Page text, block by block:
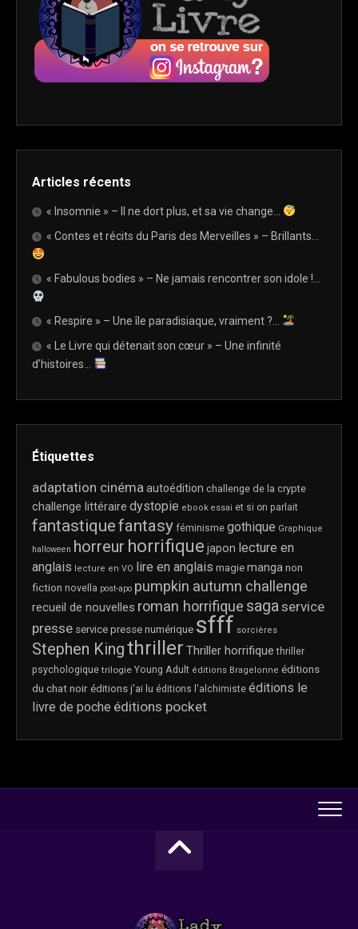
Articles récents
« Insomnie » – Il ne dort plus, et sa vie change…
« Contes et récits du Paris des Merveilles » – Brillants…
« Fabulous bodies » – Ne jamais rencontrer son idole !…
« Respire » – Une île paradisiaque, vraiment ?…
« Le Livre qui détenait son cœur » – Une infinité
d’histoires…
Étiquettes
adaptation cinéma autoédition challenge de la crypte
challenge littéraire dystopie ebook essai et si on parlait
fantastiquefantasy féminisme gothique Graphique
halloween horreur horrifique japon lecture en
anglais lecture en VO lire en anglais magie manga non
fiction novella post-apo pumpkin autumn challenge
recueil de nouvelles roman horrifique sagaservice
presse service presse numérique sfff sorcières
Stephen Kingthriller Thriller horrifique thriller
psychologique trilogie Young Adult éditions Bragelonne éditions
du chat noir éditions j'ai lu éditions l'alchimiste éditions le
livre de poche éditions pocket